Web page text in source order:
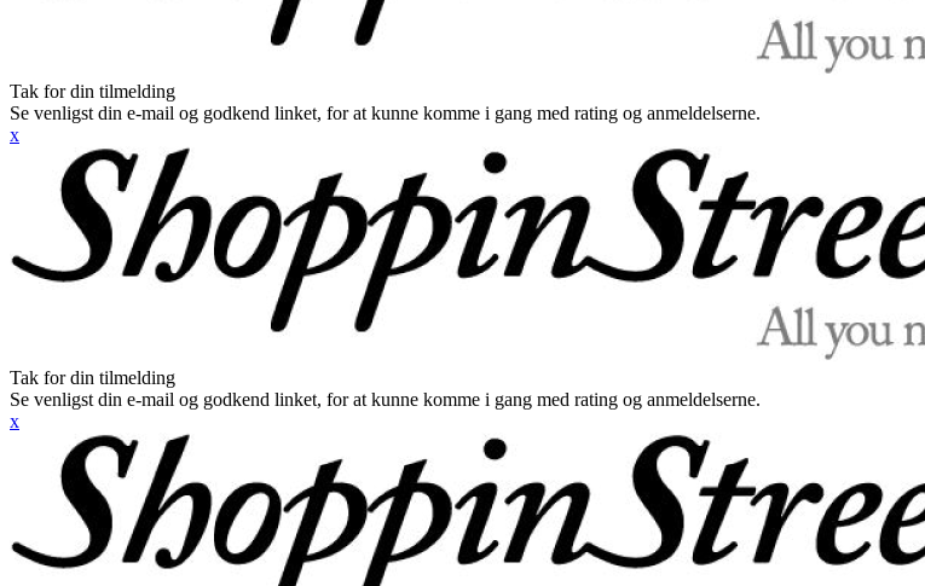
Tak for din tilmelding
Se venligst din e-mail og godkend linket, for at kunne komme i gang med rating og anmeldelserne.
x
Tak for din tilmelding
Se venligst din e-mail og godkend linket, for at kunne komme i gang med rating og anmeldelserne.
x